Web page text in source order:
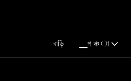
বাড়ি ▁প ঞ্চ া